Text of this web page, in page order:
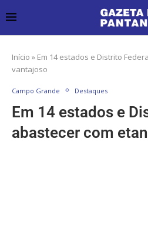
Início » Em 14 estados e Distrito
vantajoso
Campo Grande Destaques
Em 14 estados e
abastecer com